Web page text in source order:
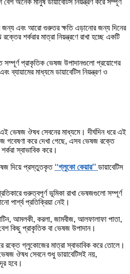
জন্য এবং আরো গুরুতর ক্ষতি এড়ানোর জন্য দিনের
শর্করার মাত্রা নিয়ন্ত্রণে রাখা হচ্ছে একটি
সম্পূর্ণ প্রাকৃতিক ভেষজ উপাদানগুলো প্রয়োগের
ব্যায়ামের মাধ্যমে ডায়াবেটিস নিয়ন্ত্রণ ও
ভেষজ ঔষধ সেবনের মাধ্যমে। দীর্ঘদিন ধরে এই
গবেষণা করে দেখা গেছে, এসব ভেষজ রক্তে
স্বাভাবিক করে।
দিয়ে প্রস্তুতকৃত ‘‘গ্লুকো কেয়ার’’ ডায়াবেটিস
গুরুত্বপূর্ণ ভূমিকা রাখা ভেষজগুলো সম্পূর্ণ
পার্শ্ব প্রতিক্রিয়া নেই।
আমলকী, করলা, জামবীজ, আলফালাফা পাতা,
কিছু প্রাকৃতিক বা ভেষজ উপাদান।
রক্তে গ্লুকোজের মাত্রা স্বাভাবিক করে তোলে।
ঔষধ সেবনে শুধু ডায়াবেটিসই নয়,
হবে।